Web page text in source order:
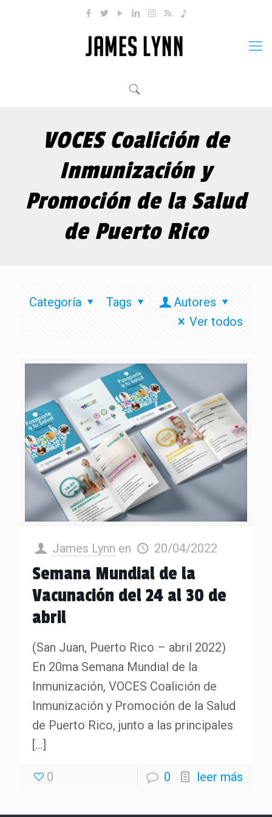
VOCES Coalición de
Inmunización y
Promoción de la Salud
de Puerto Rico
Categoría Tags
Autores
Ver todos
James Lynn en 20/04/2022
Semana Mundial de la
Vacunación del 24 al 30 de
abril
(San Juan, Puerto Rico – abril 2022)
En 20ma Semana Mundial de la
Inmunización, VOCES Coalición de
Inmunización y Promoción de la Salud
de Puerto Rico, junto a las principales
[…]
0 0 leer más